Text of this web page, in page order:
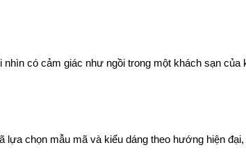
có cảm giác như ngồi trong một khách sạn của
chọn mẫu mã và kiểu dáng theo hướng hiện